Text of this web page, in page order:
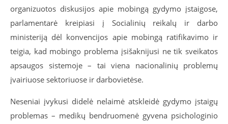
organizuotos diskusijos apie mobingą gydymo įstaigose,
parlamentarė kreipiasi į Socialinių reikalų ir darbo
ministeriją dėl konvencijos apie mobingą ratifikavimo ir
teigia, kad mobingo problema įsišaknijusi ne tik sveikatos
apsaugos sistemoje – tai viena nacionalinių problemų
įvairiuose sektoriuose ir darbovietėse.
Neseniai įvykusi didelė nelaimė atskleidė gydymo įstaigų
problemas – medikų bendruomenė gyvena psichologinio